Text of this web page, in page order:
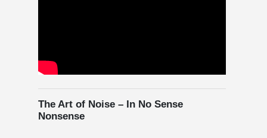
The Art of Noise – In No Sense
Nonsense